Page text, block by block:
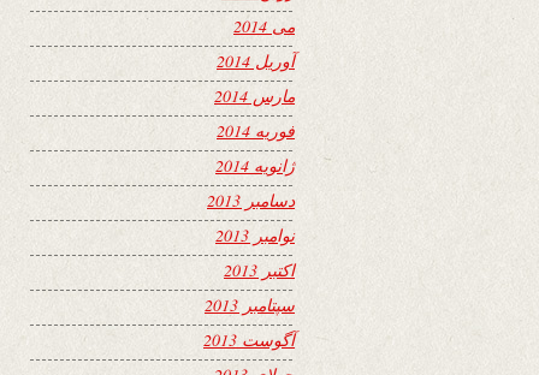
می 2014
آوریل 2014
مارس 2014
فوریه 2014
ژانویه 2014
دسامبر 2013
نوامبر 2013
اکتبر 2013
سپتامبر 2013
آگوست 2013